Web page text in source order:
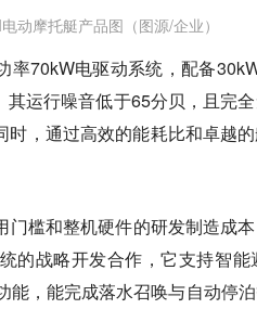
动摩托艇产品图（图源/企业）
率70kW电驱动系统，配备
运行噪音低于65分贝，且完
，通过高效的能耗比和卓越
槛和整机硬件的研发制造成
的战略开发合作，它支持智
能，能完成落水召唤与自动停